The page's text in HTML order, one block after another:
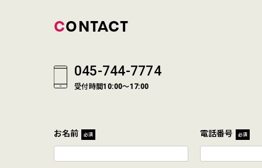
CONTACT
045-744-7774
受付時間10:00～17:00
お名前 必須 電話番号 必須